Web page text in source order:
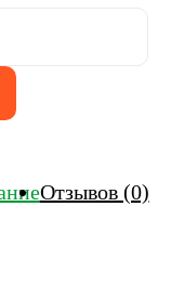
Отзывов (0)